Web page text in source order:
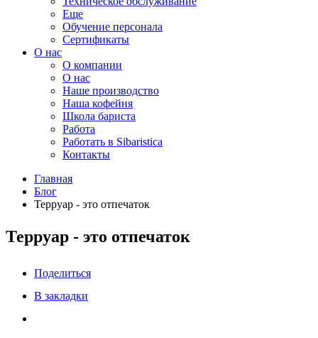
Еще
Обучение персонала
Сертификаты
О нас
O компании
О нас
Наше производство
Наша кофейня
Школа бариста
Работа
Работать в Sibaristica
Контакты
Главная
Блог
Терруар - это отпечаток
Терруар - это отпечаток
Поделиться
В закладки